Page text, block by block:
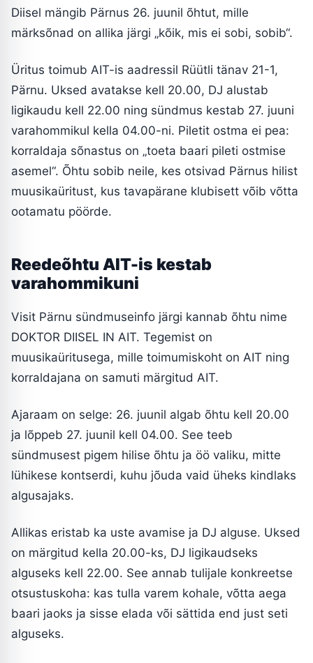
Diisel mängib Pärnus 26. juunil õhtut, mille
märksõnad on allika järgi „kõik, mis ei sobi, sobib“.
Üritus toimub AIT-is aadressil Rüütli tänav 21-1,
Pärnu. Uksed avatakse kell 20.00, DJ alustab
ligikaudu kell 22.00 ning sündmus kestab 27. juuni
varahommikul kella 04.00-ni. Piletit ostma ei pea:
korraldaja sõnastus on „toeta baari pileti ostmise
asemel“. Õhtu sobib neile, kes otsivad Pärnus hilist
muusikaüritust, kus tavapärane klubisett võib võtta
ootamatu pöörde.
Reedeõhtu AIT-is kestab
varahommikuni
Visit Pärnu sündmuseinfo järgi kannab õhtu nime
DOKTOR DIISEL IN AIT. Tegemist on
muusikaüritusega, mille toimumiskoht on AIT ning
korraldajana on samuti märgitud AIT.
Ajaraam on selge: 26. juunil algab õhtu kell 20.00
ja lõppeb 27. juunil kell 04.00. See teeb
sündmusest pigem hilise õhtu ja öö valiku, mitte
lühikese kontserdi, kuhu jõuda vaid üheks kindlaks
algusajaks.
Allikas eristab ka uste avamise ja DJ alguse. Uksed
on märgitud kella 20.00-ks, DJ ligikaudseks
alguseks kell 22.00. See annab tulijale konkreetse
otsustuskoha: kas tulla varem kohale, võtta aega
baari jaoks ja sisse elada või sättida end just seti
alguseks.